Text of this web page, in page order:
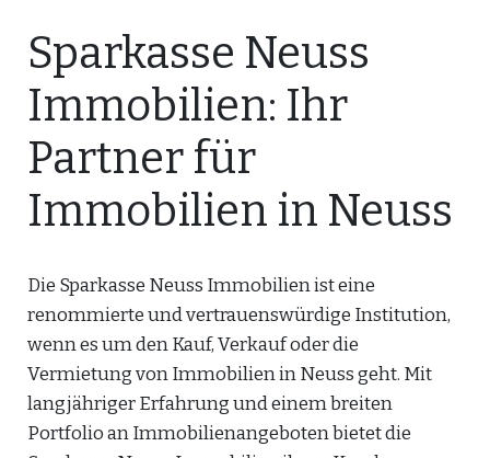
Sparkasse Neuss
Immobilien: Ihr
Partner für
Immobilien in Neuss
Die Sparkasse Neuss Immobilien ist eine
renommierte und vertrauenswürdige Institution,
wenn es um den Kauf, Verkauf oder die
Vermietung von Immobilien in Neuss geht. Mit
langjähriger Erfahrung und einem breiten
Portfolio an Immobilienangeboten bietet die